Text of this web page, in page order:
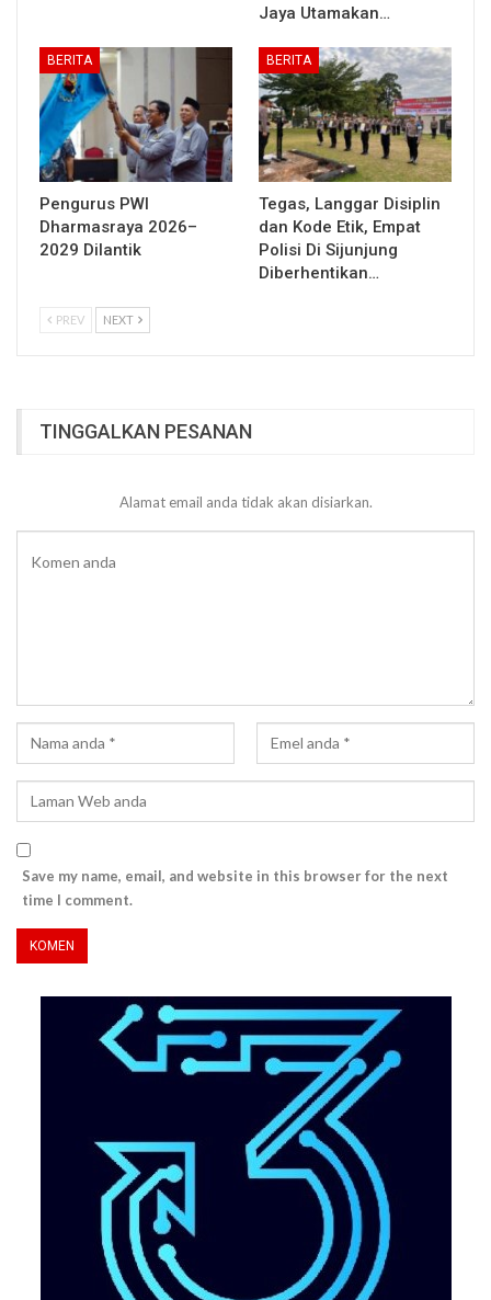
Jaya Utamakan…
BERITA
Pengurus PWI
Dharmasraya 2026–
2029 Dilantik
BERITA
Tegas, Langgar Disiplin
dan Kode Etik, Empat
Polisi Di Sijunjung
Diberhentikan…
PREV NEXT
TINGGALKAN PESANAN
Alamat email anda tidak akan disiarkan.
Save my name, email, and website in this browser for the next
time I comment.